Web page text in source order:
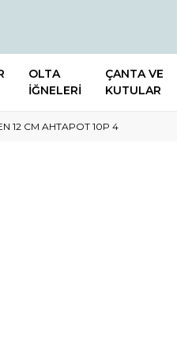
OLTA
İĞNELERİ
ÇANTA VE
KUTULAR
12 CM AHTAPOT 10P 4